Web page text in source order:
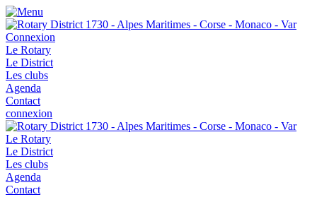
Connexion
Le Rotary
Le District
Les clubs
Agenda
Contact
connexion
Le Rotary
Le District
Les clubs
Agenda
Contact